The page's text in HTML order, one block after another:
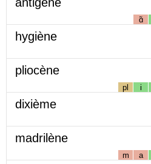
ɑ̃
hygiène
pliocène
pl i
dixième
madrilène
m a